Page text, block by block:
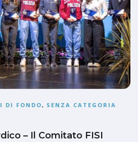
DI FONDO, SENZA CATEGORIA
– Il Comitato FISI